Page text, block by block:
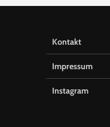
Kontakt
Impressum
Instagram